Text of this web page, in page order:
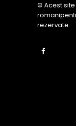
© Acest
rezervate.